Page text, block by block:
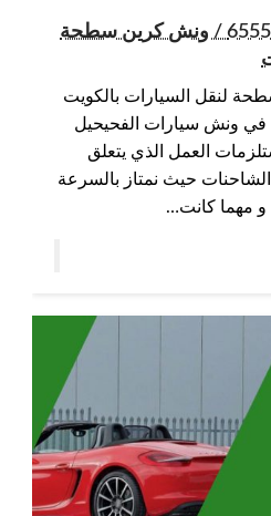
ونش الفحيحيل / 65557275 / ونش كرين سطحة
لنقل السيارات بالكويت
ونش سيارات الفحيحيل
العمل الذي يتعلق
حيث نمتاز بالسرعة
و مهما كانت…